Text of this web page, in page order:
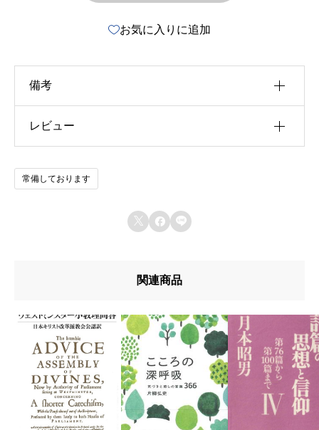
お気に入りに追加
備考
u30b5u30a4u30ba
u51fau7248u793e
u642du8f09u6b4cu96c6
u8457u8005
レビュー
以前にこの商品を購入したことのあるログイン済
みのユーザーのみレビューを残すことができま
常備しております
  
関連商品